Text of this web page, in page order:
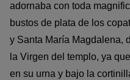
adornaba con toda
bustos de plata de los
y Santa María Magdalena,
la Virgen del templo, ya
en su urna y bajo la